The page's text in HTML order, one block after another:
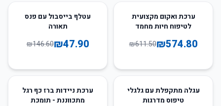
ערכת ואקום מקצועית
לטיפוח חיות מחמד
₪574.80
₪611.50
67
עטלף בייסבול עם פנס
תאורה
₪47.90
₪146.60
30
עגלה מתקפלת עם גלגלי
טיפוס מדרגות
65
ערכת ניידות ברז כף רגל
מתכווננת - תומכת